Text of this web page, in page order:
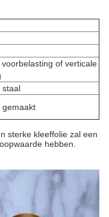
voorbelasting of verticale
staal
gemaakt
sterke kleeffolie zal een
hebben.